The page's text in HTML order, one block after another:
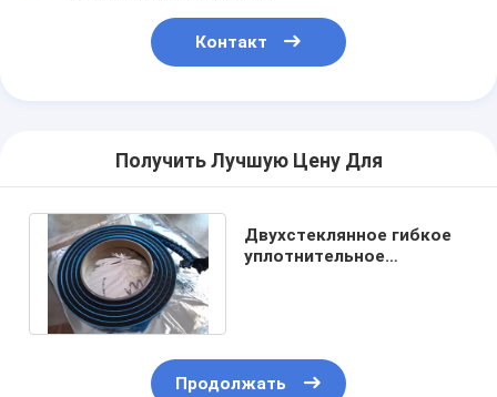
Контакт
Получить Лучшую Цену Для
Двухстеклянное гибкое
уплотнительное
Продолжать